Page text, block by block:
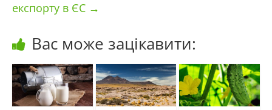
експорту в ЄС →
Вас може зацікавити: